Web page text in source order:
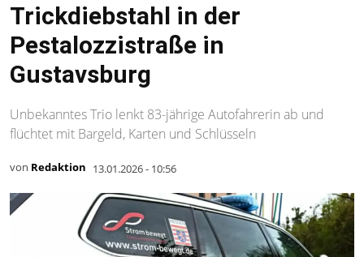
Trickdiebstahl in der
Pestalozzistraße in
Gustavsburg
Unbekanntes Trio lenkt 83-jährige Autofahrerin ab und
flüchtet mit Bargeld, Karten und Schlüsseln
von Redaktion 13.01.2026 - 10:56